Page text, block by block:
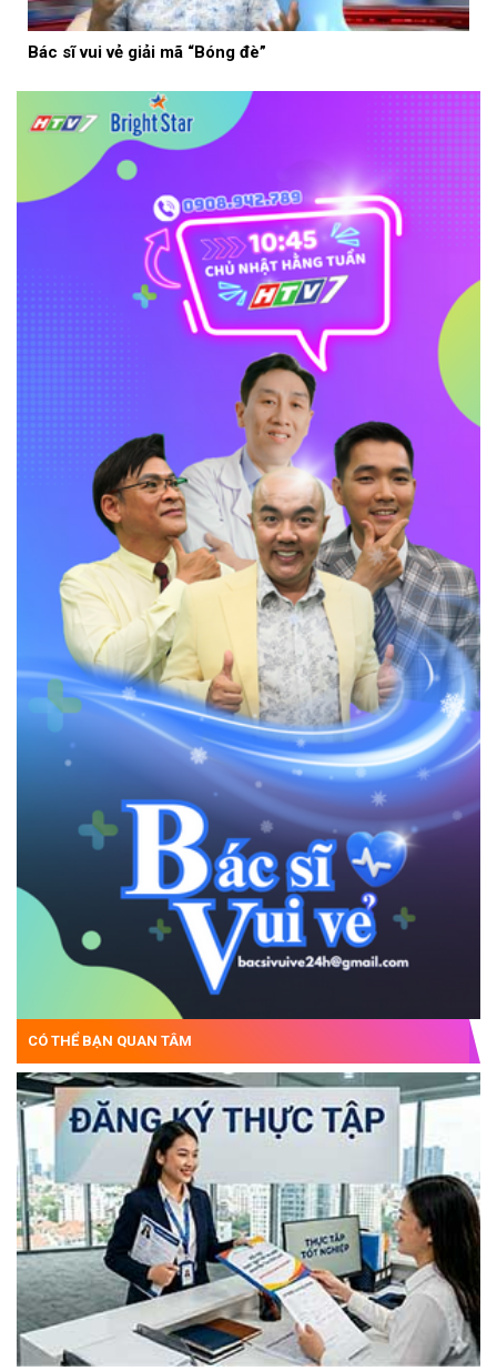
Bác sĩ vui vẻ giải mã “Bóng đè”
CÓ THỂ BẠN QUAN TÂM